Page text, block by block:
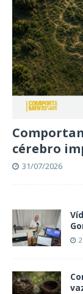
cérebro
31/07/2026